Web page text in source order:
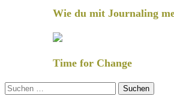
Wie du mit Journaling
Time for Change
Suchen
nach: